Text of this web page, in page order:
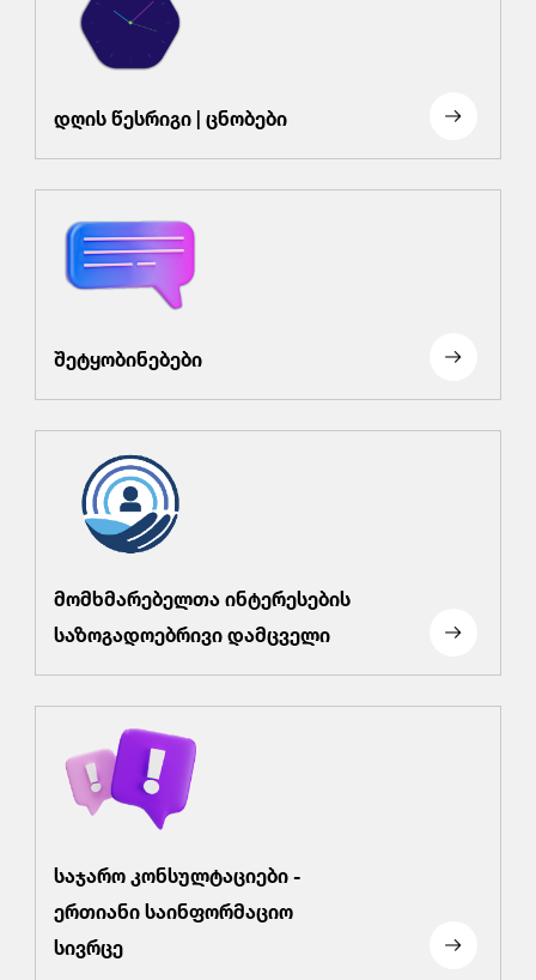
დღის წესრიგი | ცნობები
შეტყობინებები
მომხმარებელთა ინტერესების
საზოგადოებრივი დამცველი
საჯარო კონსულტაციები -
ერთიანი საინფორმაციო
სივრცე